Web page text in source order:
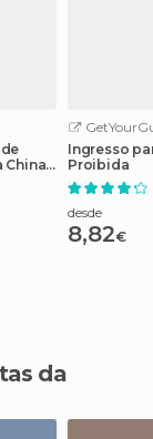
China
Ingresso
Proibida
desde
8,82€